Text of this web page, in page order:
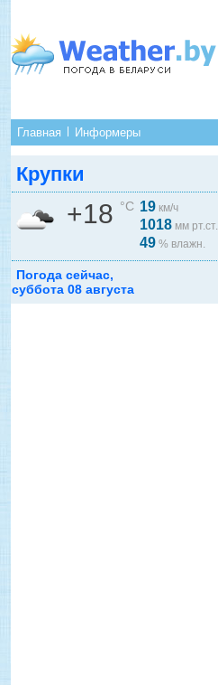
Главная Информеры
Крупки
+18 °C 19 км/ч
1018 мм рт.ст.
49 % влажн.
Погода сейчас,
суббота 08 августа